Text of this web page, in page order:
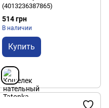
(4013236387865)
514 грн
В наличии
Купить